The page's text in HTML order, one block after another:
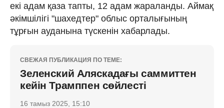
екі адам қаза тапты, 12 адам жараланды. Аймақ
әкімшілігі "шахедтер" облыс орталығының
тұрғын ауданына түскенін хабарлады.
СВЕЖАЯ ПУБЛИКАЦИЯ ПО ТЕМЕ:
Зеленский Аляскадағы саммиттен
кейін Трамппен сөйлесті
16 тамыз 2025, 15:10